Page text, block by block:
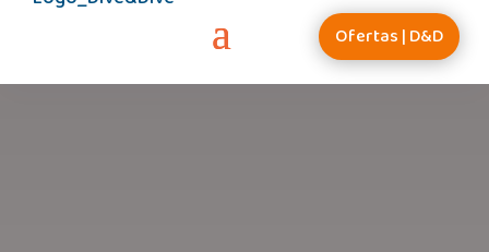
Ofertas | D&D